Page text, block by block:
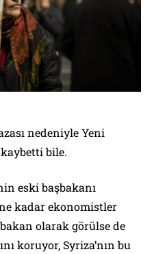
nedeniyle Yeni
bile.
eski başbakanı
kadar ekonomistler
olarak görülse de
koruyor, Syriza’nın bu